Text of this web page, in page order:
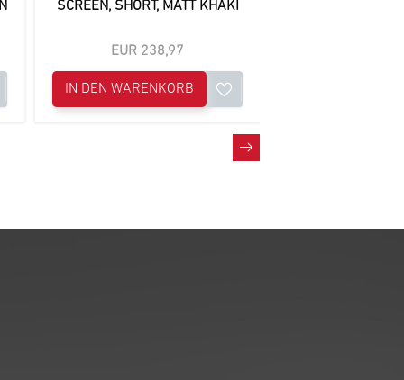
SCREEN, SHORT, MATT KHAKI
EUR 238,97
IN DEN WARENKORB